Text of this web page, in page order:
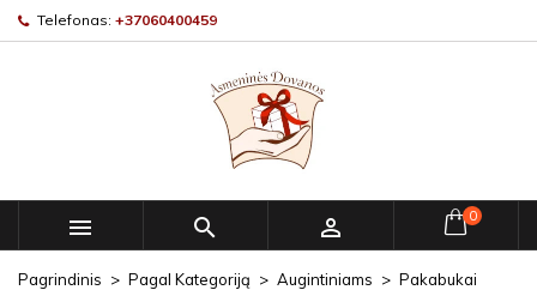
Telefonas: +37060400459
   0
Pagrindinis Pagal Kategoriją Augintiniams
Pakabukai